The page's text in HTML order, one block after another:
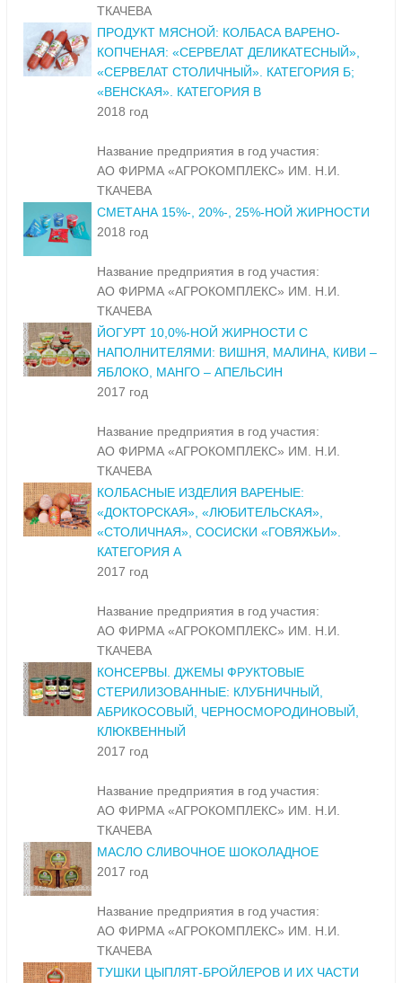
ТКАЧЕВА
ПРОДУКТ МЯСНОЙ: КОЛБАСА ВАРЕНО-
КОПЧЕНАЯ: «СЕРВЕЛАТ ДЕЛИКАТЕСНЫЙ»,
«СЕРВЕЛАТ СТОЛИЧНЫЙ». КАТЕГОРИЯ Б;
«ВЕНСКАЯ». КАТЕГОРИЯ В
2018 год
Название предприятия в год участия:
АО ФИРМА «АГРОКОМПЛЕКС» ИМ. Н.И.
ТКАЧЕВА
СМЕТАНА 15%-, 20%-, 25%-НОЙ ЖИРНОСТИ
2018 год
Название предприятия в год участия:
АО ФИРМА «АГРОКОМПЛЕКС» ИМ. Н.И.
ТКАЧЕВА
ЙОГУРТ 10,0%-НОЙ ЖИРНОСТИ С
НАПОЛНИТЕЛЯМИ: ВИШНЯ, МАЛИНА, КИВИ –
ЯБЛОКО, МАНГО – АПЕЛЬСИН
2017 год
Название предприятия в год участия:
АО ФИРМА «АГРОКОМПЛЕКС» ИМ. Н.И.
ТКАЧЕВА
КОЛБАСНЫЕ ИЗДЕЛИЯ ВАРЕНЫЕ:
«ДОКТОРСКАЯ», «ЛЮБИТЕЛЬСКАЯ»,
«СТОЛИЧНАЯ», СОСИСКИ «ГОВЯЖЬИ».
КАТЕГОРИЯ А
2017 год
Название предприятия в год участия:
АО ФИРМА «АГРОКОМПЛЕКС» ИМ. Н.И.
ТКАЧЕВА
КОНСЕРВЫ. ДЖЕМЫ ФРУКТОВЫЕ
СТЕРИЛИЗОВАННЫЕ: КЛУБНИЧНЫЙ,
АБРИКОСОВЫЙ, ЧЕРНОСМОРОДИНОВЫЙ,
КЛЮКВЕННЫЙ
2017 год
Название предприятия в год участия:
АО ФИРМА «АГРОКОМПЛЕКС» ИМ. Н.И.
ТКАЧЕВА
МАСЛО СЛИВОЧНОЕ ШОКОЛАДНОЕ
2017 год
Название предприятия в год участия:
АО ФИРМА «АГРОКОМПЛЕКС» ИМ. Н.И.
ТКАЧЕВА
ТУШКИ ЦЫПЛЯТ-БРОЙЛЕРОВ И ИХ ЧАСТИ